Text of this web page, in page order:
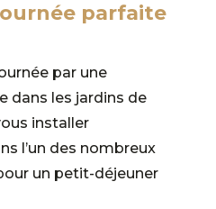
parfaite
par une
dans les jardins de
installer
l’un des nombreux
un petit-déjeuner